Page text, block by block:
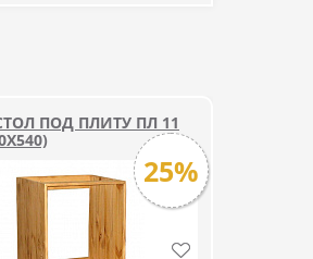
ПОД ПЛИТУ ПЛ 11
25%